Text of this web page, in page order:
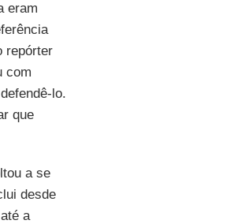
eram
repórter
com
lo.
que
a se
desde
a